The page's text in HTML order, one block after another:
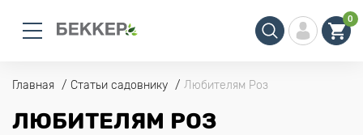
0
Главная Статьи садовнику Любителям Роз
ЛЮБИТЕЛЯМ РОЗ